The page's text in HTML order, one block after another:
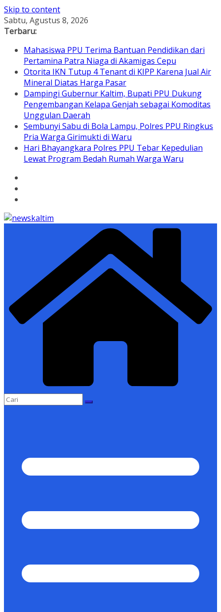
Skip to content
Sabtu, Agustus 8, 2026
Terbaru:
Mahasiswa PPU Terima Bantuan Pendidikan dari
Pertamina Patra Niaga di Akamigas Cepu
Otorita IKN Tutup 4 Tenant di KIPP Karena Jual Air
Mineral Diatas Harga Pasar
Dampingi Gubernur Kaltim, Bupati PPU Dukung
Pengembangan Kelapa Genjah sebagai Komoditas
Unggulan Daerah
Sembunyi Sabu di Bola Lampu, Polres PPU Ringkus
Pria Warga Girimukti di Waru
Hari Bhayangkara Polres PPU Tebar Kepedulian
Lewat Program Bedah Rumah Warga Waru